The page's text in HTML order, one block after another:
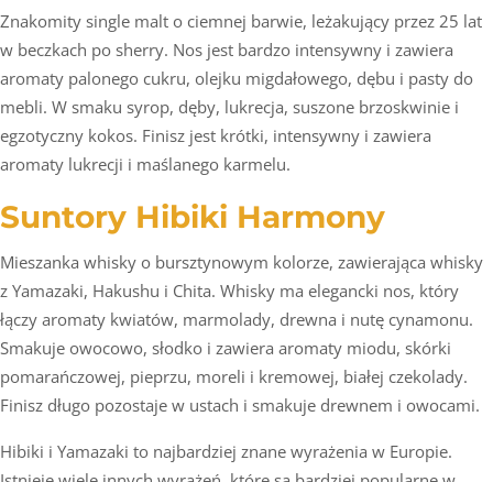
Znakomity single malt o ciemnej barwie, leżakujący przez 25 lat
w beczkach po sherry. Nos jest bardzo intensywny i zawiera
aromaty palonego cukru, olejku migdałowego, dębu i pasty do
mebli. W smaku syrop, dęby, lukrecja, suszone brzoskwinie i
egzotyczny kokos. Finisz jest krótki, intensywny i zawiera
aromaty lukrecji i maślanego karmelu.
Suntory Hibiki Harmony
Mieszanka whisky o bursztynowym kolorze, zawierająca whisky
z Yamazaki, Hakushu i Chita. Whisky ma elegancki nos, który
łączy aromaty kwiatów, marmolady, drewna i nutę cynamonu.
Smakuje owocowo, słodko i zawiera aromaty miodu, skórki
pomarańczowej, pieprzu, moreli i kremowej, białej czekolady.
Finisz długo pozostaje w ustach i smakuje drewnem i owocami.
Hibiki i Yamazaki to najbardziej znane wyrażenia w Europie.